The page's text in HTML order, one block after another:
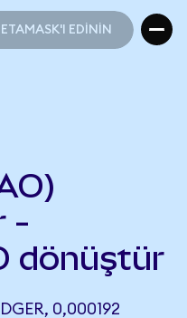
EDİNİN
-
dönüştür
0,000192